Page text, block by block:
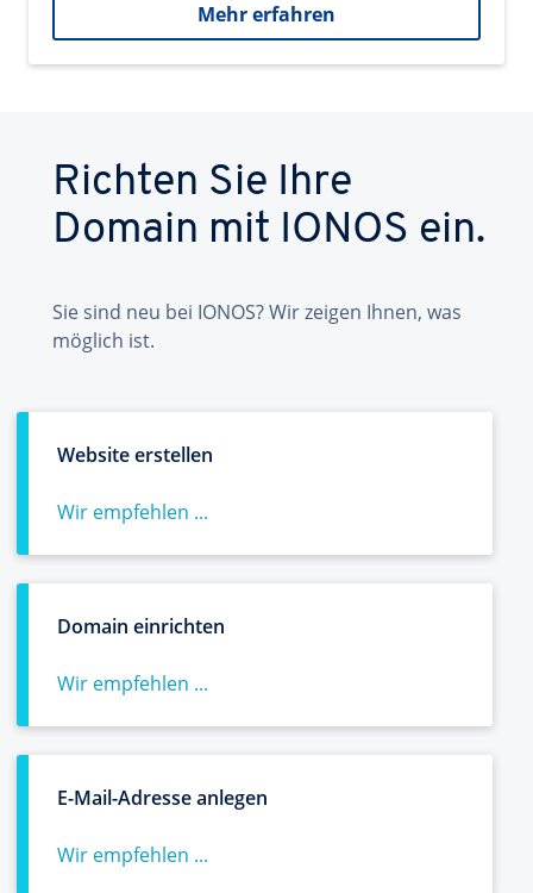
Mehr erfahren
Richten Sie Ihre
Domain mit IONOS ein.
Sie sind neu bei IONOS? Wir zeigen Ihnen, was
möglich ist.
Website erstellen
Wir empfehlen ...
Domain einrichten
Wir empfehlen ...
E-Mail-Adresse anlegen
Wir empfehlen ...